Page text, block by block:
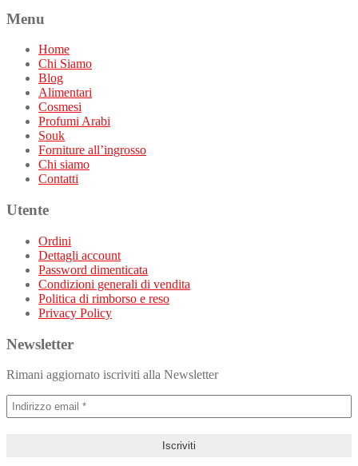
Menu
Home
Chi Siamo
Blog
Alimentari
Cosmesi
Profumi Arabi
Souk
Forniture all’ingrosso
Chi siamo
Contatti
Utente
Ordini
Dettagli account
Password dimenticata
Condizioni generali di vendita
Politica di rimborso e reso
Privacy Policy
Newsletter
Rimani aggiornato iscriviti alla Newsletter